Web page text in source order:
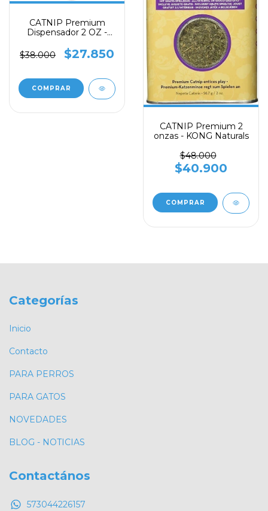
CATNIP Premium
Dispensador 2 OZ -
$38.000
$27.850
CATNIP Premium 2
onzas - KONG Naturals
$48.000
$40.900
Categorías
Inicio
Contacto
PARA PERROS
PARA GATOS
NOVEDADES
BLOG - NOTICIAS
Contactános
573044226157